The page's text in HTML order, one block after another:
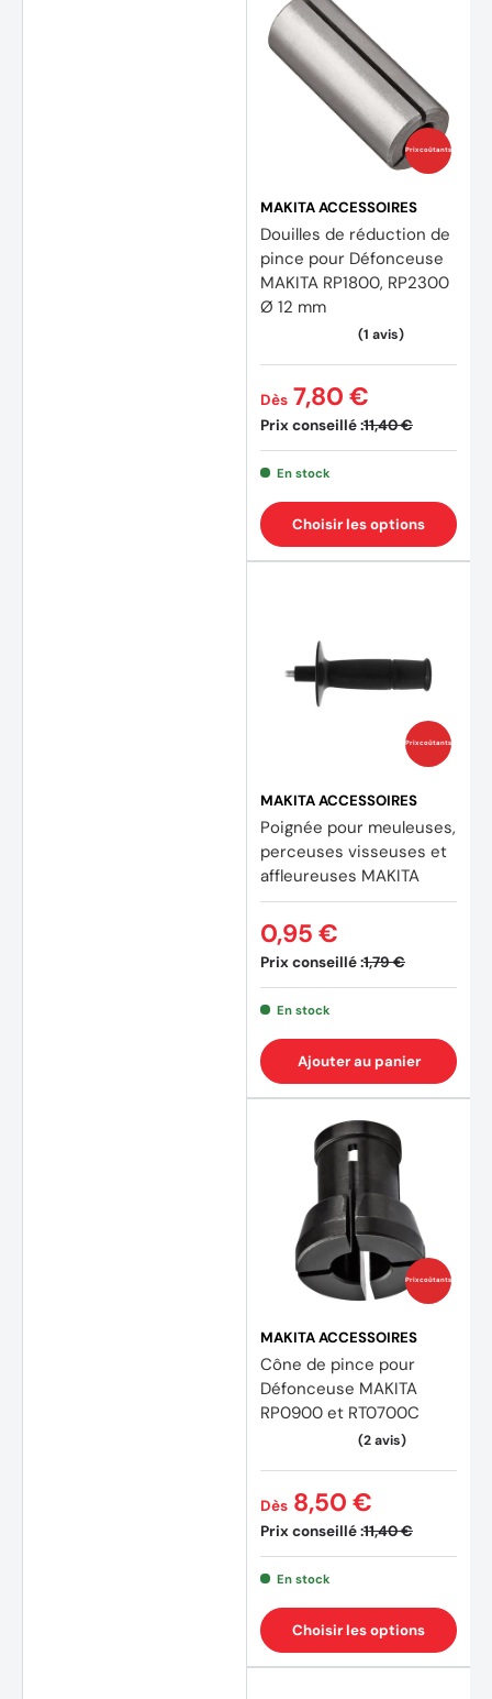
Prix coûtants
MAKITA ACCESSOIRES
Douilles de réduction de
pince pour Défonceuse
MAKITA RP1800, RP2300
Ø 12 mm
Prix conseillé :11,40 €
Dès 7,80 €
En stock
Choisir les options
Prix coûtants
MAKITA ACCESSOIRES
Poignée pour meuleuses,
perceuses visseuses et
affleureuses MAKITA
Prix conseillé :1,79 €
0,95 €
En stock
Ajouter au panier
Prix coûtants
MAKITA ACCESSOIRES
Cône de pince pour
Défonceuse MAKITA
RP0900 et RT0700C
Prix conseillé :11,40 €
Dès 8,50 €
En stock
Choisir les options